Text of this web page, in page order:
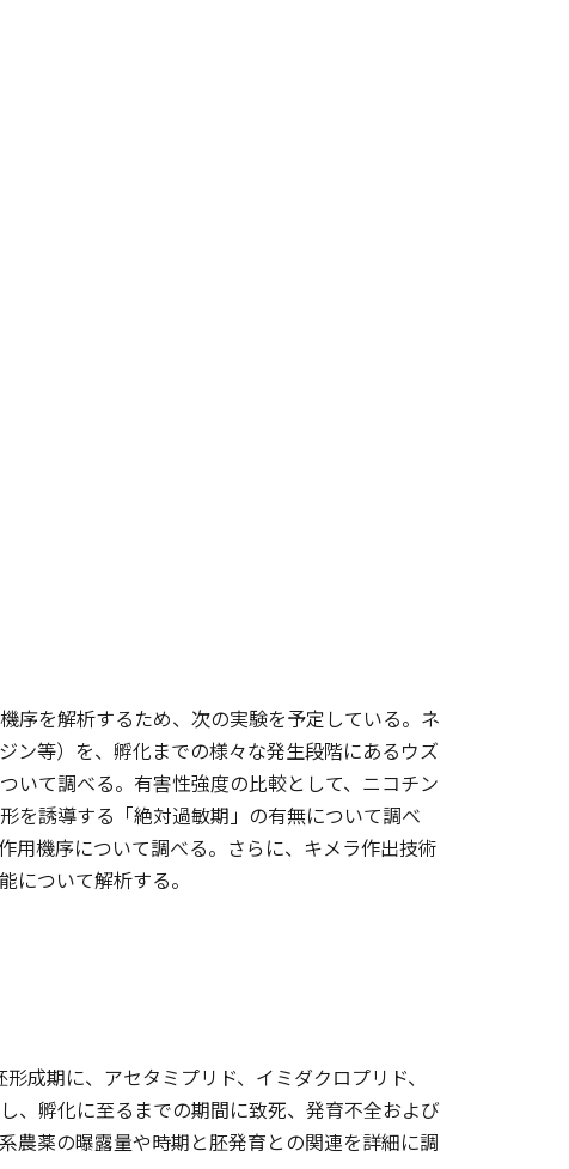
序を解析するため、次の実験を予定している。ネ
ン等）を、孵化までの様々な発生段階にあるウズ
いて調べる。有害性強度の比較として、ニコチン
を誘導する「絶対過敏期」の有無について調べ
用機序について調べる。さらに、キメラ作出技術
について解析する。
成期に、アセタミプリド、イミダクロプリド、
、孵化に至るまでの期間に致死、発育不全および
農薬の曝露量や時期と胚発育との関連を詳細に調